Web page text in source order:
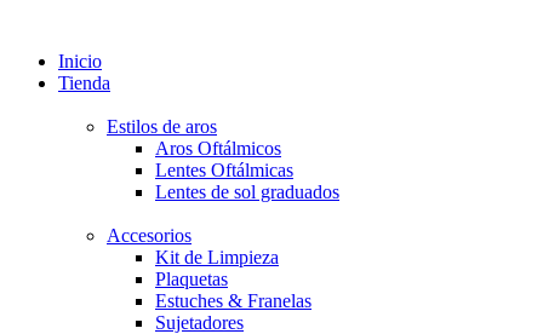
Inicio
Tienda
Estilos de aros
Aros Oftálmicos
Lentes Oftálmicas
Lentes de sol graduados
Accesorios
Kit de Limpieza
Plaquetas
Estuches & Franelas
Sujetadores